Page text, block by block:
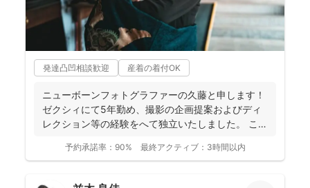
発達凸凹相談歓迎 産着の着付OK
ニューボーンフォトグラファーの久藤と申します！
ゼクシィにて5年勤め、撮影の企画提案およびディ
レクション等の経験をへて独立いたしました。 これ
予約承諾率： 90% 最終アクティブ： 3時間以内